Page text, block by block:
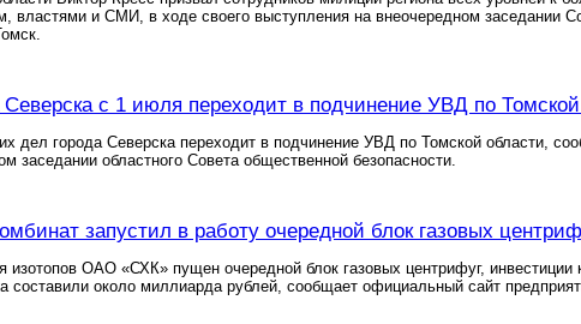
властями и СМИ, в ходе своего выступления на внеочередном заседании
с 1 июля переходит в подчинение УВД по
дел города Северска переходит в подчинение УВД по Томской области,
заседании областного Совета общественной безопасности.
запустил в работу очередной блок газовых
изотопов ОАО «СХК» пущен очередной блок газовых центрифуг, инвестиции
составили около миллиарда рублей, сообщает официальный сайт